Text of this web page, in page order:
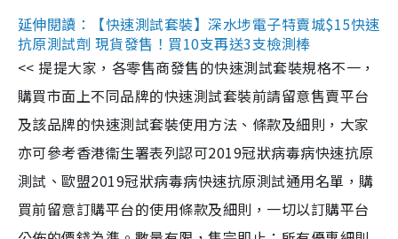
延伸閱讀：【快速測試套裝】深水埗電子特賣城$15快速
抗原測試劑 現貨發售！買10支再送3支檢測棒
<< 提提大家，各零售商發售的快速測試套裝規格不一，
購買市面上不同品牌的快速測試套裝前請留意售賣平台
及該品牌的快速測試套裝使用方法、條款及細則，大家
亦可參考香港衞生署表列認可2019冠狀病毒病快速抗原
測試、歐盟2019冠狀病毒病快速抗原測試通用名單，購
買前留意訂購平台的使用條款及細則，一切以訂購平台